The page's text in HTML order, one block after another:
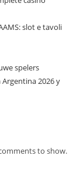
slot e tavoli
spelers
2026 y
to show.